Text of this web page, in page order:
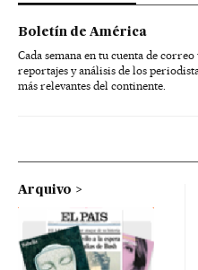
Boletín de América
Cada semana en tu cuenta de
reportajes y análisis de los
más relevantes del continente.
Arquivo